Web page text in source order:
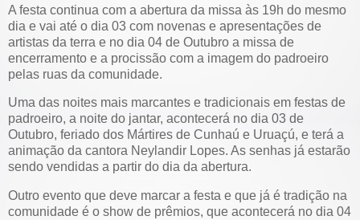
A festa continua com a abertura da missa às 19h do mesmo
dia e vai até o dia 03 com novenas e apresentações de
artistas da terra e no dia 04 de Outubro a missa de
encerramento e a procissão com a imagem do padroeiro
pelas ruas da comunidade.
Uma das noites mais marcantes e tradicionais em festas de
padroeiro, a noite do jantar, acontecerá no dia 03 de
Outubro, feriado dos Mártires de Cunhaú e Uruaçú, e terá a
animação da cantora Neylandir Lopes. As senhas já estarão
sendo vendidas a partir do dia da abertura.
Outro evento que deve marcar a festa e que já é tradição na
comunidade é o show de prêmios, que acontecerá no dia 04